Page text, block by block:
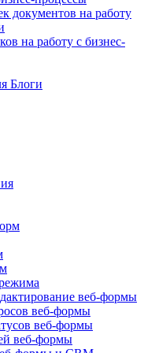
документов на работу
на работу с бизнес-
Блоги
веб-формы
веб-формы
веб-формы
веб-формы